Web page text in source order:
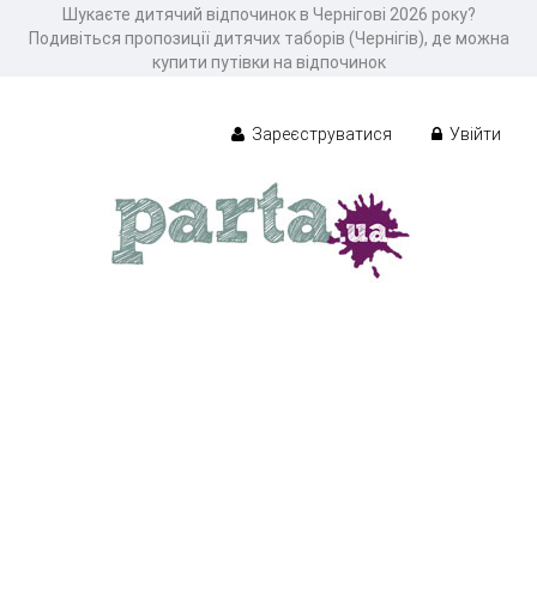
Шукаєте дитячий відпочинок в Чернігові 2026 року?
Подивіться пропозиції дитячих таборів (Чернігів), де можна
купити путівки на відпочинок
Зареєструватися Увійти